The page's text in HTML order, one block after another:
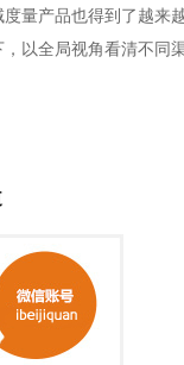
量产品也得到了越来
以全局视角看清不同